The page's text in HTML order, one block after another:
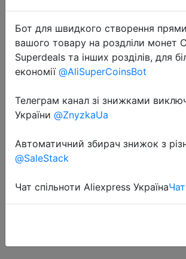
Cubot Note 20 задний
Camera смартфон
NFC телефон 3 Гб +
дюйма 4200 мАч
система две sim-
Бот для швидкого створення
вашого товару на роздліли монет
Superdeals та інших розділів, для
економії @AliSuperCoinsBot
Телеграм канал зі знижками
України @ZnyzkaUa
Автоматичний збирач знижок з
@SaleStack
Чат спільноти Aliexpress Україна